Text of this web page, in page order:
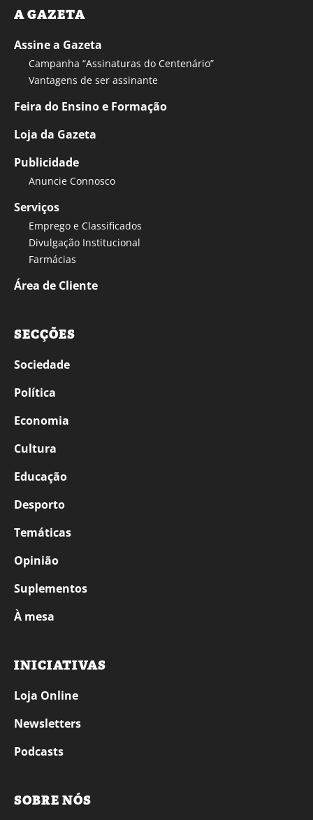
A GAZETA
Assine a Gazeta
Campanha “Assinaturas do Centenário”
Vantagens de ser assinante
Feira do Ensino e Formação
Loja da Gazeta
Publicidade
Anuncie Connosco
Serviços
Emprego e Classificados
Divulgação Institucional
Farmácias
Área de Cliente
SECÇÕES
Sociedade
Política
Economia
Cultura
Educação
Desporto
Temáticas
Opinião
Suplementos
À mesa
INICIATIVAS
Loja Online
Newsletters
Podcasts
SOBRE NÓS